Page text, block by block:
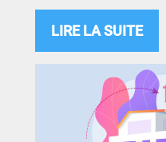
LIRE LA SUITE